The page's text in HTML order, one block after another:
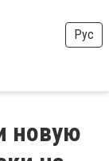
Рус
новую